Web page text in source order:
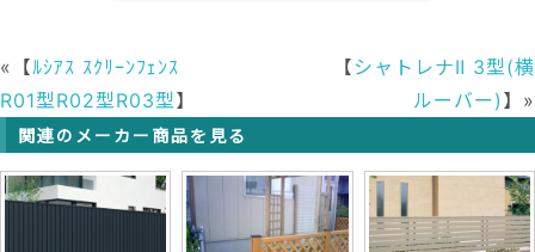
«【ﾙｼｱｽ ｽｸﾘｰﾝﾌｪﾝｽ
R01型R02型R03型】
【 シャトレナⅡ 3型(横
ルーバー) 】»
関連のメーカー商品を見る